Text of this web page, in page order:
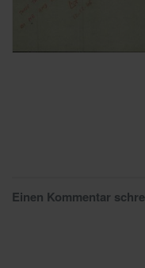
Einen Kommentar